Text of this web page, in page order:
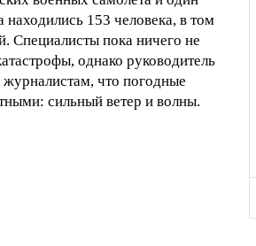
находились 153 человека, в том
Специалисты пока ничего не
однако руководитель
журналистам, что погодные
сильный ветер и волны.